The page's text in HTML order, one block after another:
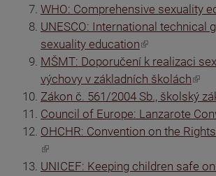
WHO: Comprehensive sexuality
(odkaz je externí)
UNESCO: International technical
sexuality education
(odkaz je externí)
MŠMT: Doporučení k realizaci
výchovy v základních školách
(odkaz je externí)
Zákon č. 561/2004 Sb., školský
(odkaz je externí)
Council of Europe: Lanzarote
(odkaz je externí)
OHCHR: Convention on the
(odkaz je externí)
UNICEF: Keeping children safe
(odkaz je externí)